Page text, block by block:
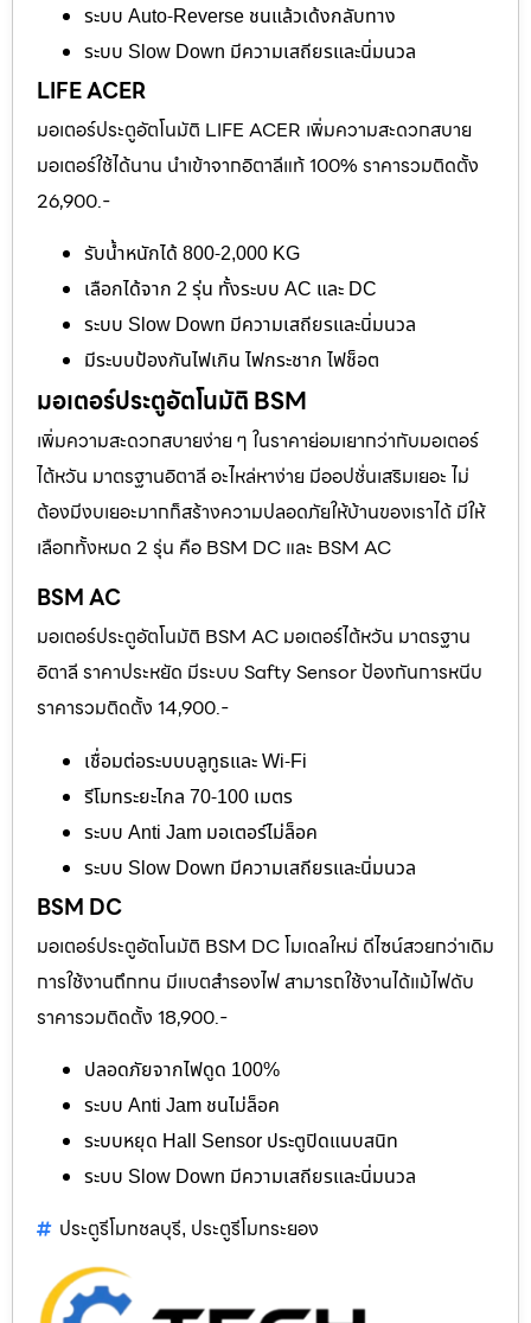
ระบบ Auto-Reverse ชนแล้วเด้งกลับทาง
ระบบ Slow Down มีความเสถียรและนิ่มนวล
LIFE ACER
มอเตอร์ประตูอัตโนมัติ LIFE ACER เพิ่มความสะดวกสบาย
มอเตอร์ใช้ได้นาน นำเข้าจากอิตาลีแท้ 100% ราคารวมติดตั้ง
26,900.-
รับน้ำหนักได้ 800-2,000 KG
เลือกได้จาก 2 รุ่น ทั้งระบบ AC และ DC
ระบบ Slow Down มีความเสถียรและนิ่มนวล
มีระบบป้องกันไฟเกิน ไฟกระชาก ไฟช็อต
มอเตอร์ประตูอัตโนมัติ BSM
เพิ่มความสะดวกสบายง่าย ๆ ในราคาย่อมเยากว่ากับมอเตอร์
ไต้หวัน มาตรฐานอิตาลี อะไหล่หาง่าย มีออปชั่นเสริมเยอะ ไม่
ต้องมีงบเยอะมากก็สร้างความปลอดภัยให้บ้านของเราได้ มีให้
เลือกทั้งหมด 2 รุ่น คือ BSM DC และ BSM AC
BSM AC
มอเตอร์ประตูอัตโนมัติ BSM AC มอเตอร์ไต้หวัน มาตรฐาน
อิตาลี ราคาประหยัด มีระบบ Safty Sensor ป้องกันการหนีบ
ราคารวมติดตั้ง 14,900.-
เชื่อมต่อระบบบลูทูธและ Wi-Fi
รีโมทระยะไกล 70-100 เมตร
ระบบ Anti Jam มอเตอร์ไม่ล็อค
ระบบ Slow Down มีความเสถียรและนิ่มนวล
BSM DC
มอเตอร์ประตูอัตโนมัติ BSM DC โมเดลใหม่ ดีไซน์สวยกว่าเดิม
การใช้งานถึกทน มีแบตสำรองไฟ สามารถใช้งานได้แม้ไฟดับ
ราคารวมติดตั้ง 18,900.-
ปลอดภัยจากไฟดูด 100%
ระบบ Anti Jam ชนไม่ล็อค
ระบบหยุด Hall Sensor ประตูปิดแนบสนิท
ระบบ Slow Down มีความเสถียรและนิ่มนวล
ประตูรีโมทชลบุรี, ประตูรีโมทระยอง